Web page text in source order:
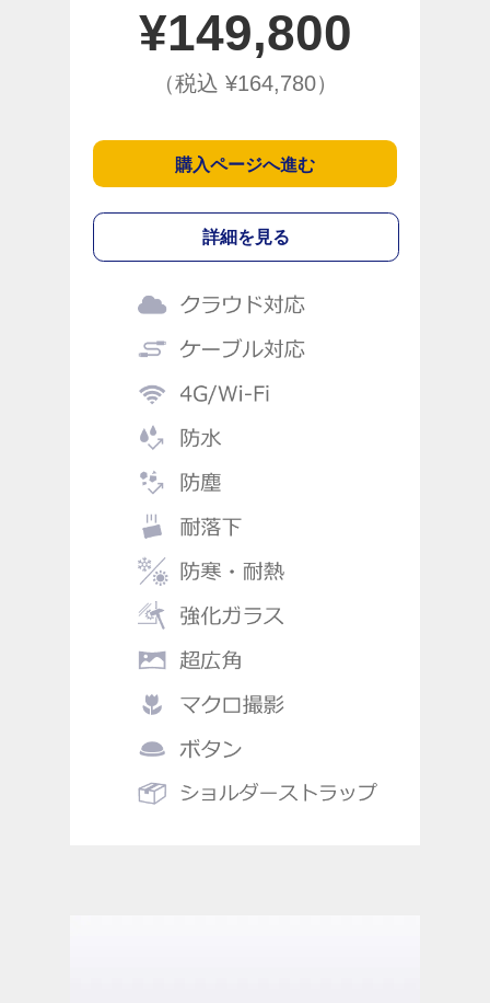
¥149,800
（税込 ¥164,780）
購入ページへ進む
詳細を見る